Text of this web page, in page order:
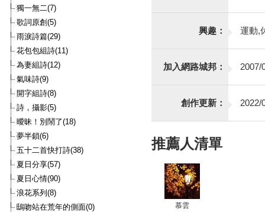
興趣： 運動,
加入網路城邦： 2007/
創作更新： 2022/
推薦人清單
慕雲
獨一無二(7)
歌詞原創(5)
雨淚詩篇(29)
花包包組詩(11)
為妻組詩(12)
氣味詩(9)
開字組詩(8)
詩，攝影(5)
曖昧！別鬧了(18)
夢半鎖(6)
五十二首快打詩(38)
夏日分享(57)
夏日心情(90)
浪花系列(8)
鴟吻站在荒年的側面(0)